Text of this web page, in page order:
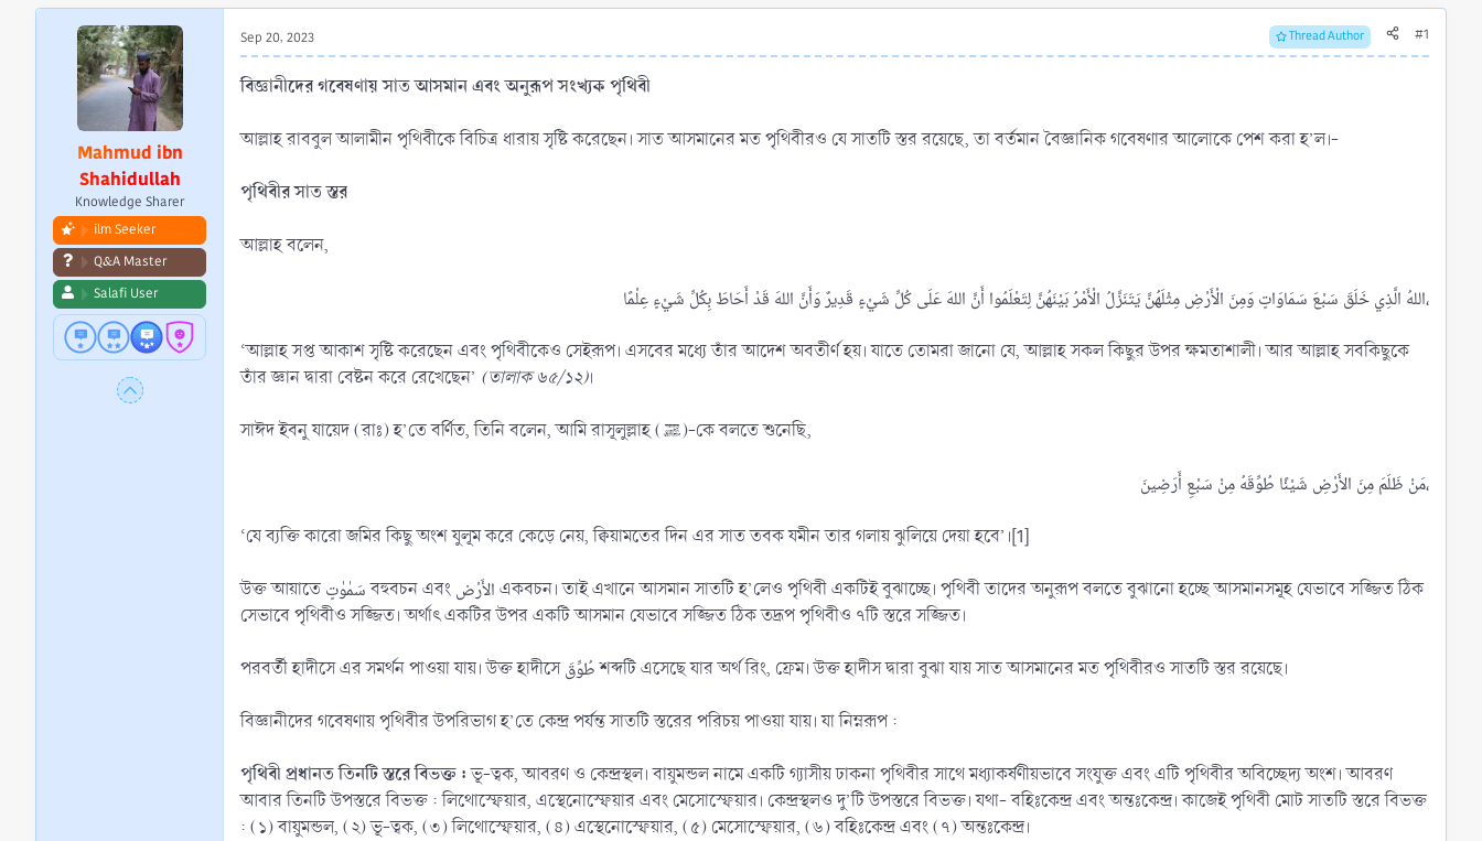
r
t
e
r
Mahmud ibn
Shahidullah
Knowledge Sharer
ilm Seeker
Q&A Master
Salafi User
Sep 20, 2023 Thread Author #1
বিজ্ঞানীদের গবেষণায় সাত আসমান এবং অনুরূপ সংখ্যক পৃথিবী
আল্লাহ রাববুল আলামীন পৃথিবীকে বিচিত্র ধারায় সৃষ্টি করেছেন। সাত আসমানের মত পৃথিবীরও যে সাতটি স্তর রয়েছে, তা বর্তমান বৈজ্ঞানিক গবেষণার আলোকে পেশ করা হ’ল।-
পৃথিবীর সাত স্তর
আল্লাহ বলেন,
اللهُ الَّذِي خَلَقَ سَبْعَ سَمَاوَاتٍ وَمِنَ الْأَرْضِ مِثْلَهُنَّ يَتَنَزَّلُ الْأَمْرُ بَيْنَهُنَّ لِتَعْلَمُوا أَنَّ اللهَ عَلَى كُلِّ شَيْءٍ قَدِيرٌ وَأَنَّ اللهَ قَدْ أَحَاطَ بِكُلِّ شَيْءٍ عِلْمًا،​
‘আল্লাহ সপ্ত আকাশ সৃষ্টি করেছেন এবং পৃথিবীকেও সেইরূপ। এসবের মধ্যে তাঁর আদেশ অবতীর্ণ হয়। যাতে তোমরা জানো যে, আল্লাহ সকল কিছুর উপর ক্ষমতাশালী। আর আল্লাহ সবকিছুকে
তাঁর জ্ঞান দ্বারা বেষ্টন করে রেখেছেন’ (তালাক ৬৫/১২)।
সাঈদ ইবনু যায়েদ (রাঃ) হ’তে বর্ণিত, তিনি বলেন, আমি রাসূলুল্লাহ (ﷺ)-কে বলতে শুনেছি,
مَنْ ظَلَمَ مِنَ الأَرْضِ شَيْئًا طُوِّقَهُ مِنْ سَبْعِ أَرَضِينَ،​
‘যে ব্যক্তি কারো জমির কিছু অংশ যুলূম করে কেড়ে নেয়, ক্বিয়ামতের দিন এর সাত তবক যমীন তার গলায় ঝুলিয়ে দেয়া হবে’।[1]
উক্ত আয়াতে سَمٰوٰتٍ বহুবচন এবং الأَرْض একবচন। তাই এখানে আসমান সাতটি হ’লেও পৃথিবী একটিই বুঝাচ্ছে। পৃথিবী তাদের অনুরূপ বলতে বুঝানো হচ্ছে আসমানসমূহ যেভাবে সজ্জিত ঠিক
সেভাবে পৃথিবীও সজ্জিত। অর্থাৎ একটির উপর একটি আসমান যেভাবে সজ্জিত ঠিক তদ্রূপ পৃথিবীও ৭টি স্তরে সজ্জিত।
পরবর্তী হাদীসে এর সমর্থন পাওয়া যায়। উক্ত হাদীসে طُوِّقَ শব্দটি এসেছে যার অর্থ রিং, ফ্রেম। উক্ত হাদীস দ্বারা বুঝা যায় সাত আসমানের মত পৃথিবীরও সাতটি স্তর রয়েছে।
বিজ্ঞানীদের গবেষণায় পৃথিবীর উপরিভাগ হ’তে কেন্দ্র পর্যন্ত সাতটি স্তরের পরিচয় পাওয়া যায়। যা নিম্নরূপ :
পৃথিবী প্রধানত তিনটি স্তরে বিভক্ত :ভূ-ত্বক, আবরণ ও কেন্দ্রস্থল। বায়ুমন্ডল নামে একটি গ্যাসীয় ঢাকনা পৃথিবীর সাথে মধ্যাকর্ষণীয়ভাবে সংযুক্ত এবং এটি পৃথিবীর অবিচ্ছেদ্য অংশ। আবরণ
আবার তিনটি উপস্তরে বিভক্ত : লিথোস্ফেয়ার, এস্থেনোস্ফেয়ার এবং মেসোস্ফেয়ার। কেন্দ্রস্থলও দু’টি উপস্তরে বিভক্ত। যথা- বহিঃকেন্দ্র এবং অন্তঃকেন্দ্র। কাজেই পৃথিবী মোট সাতটি স্তরে বিভক্ত
: (১) বায়ুমন্ডল, (২) ভূ-ত্বক, (৩) লিথোস্ফেয়ার, (৪) এস্থেনোস্ফেয়ার, (৫) মেসোস্ফেয়ার, (৬) বহিঃকেন্দ্র এবং (৭) অন্তঃকেন্দ্র।